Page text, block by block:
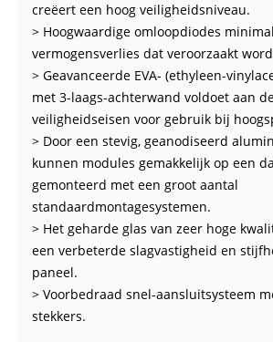
creëert een hoog veiligheidsniveau.
> Hoogwaardige omloopdiodes
vermogensverlies dat veroorzaakt
> Geavanceerde EVA- (ethyleen-
met 3-laags-achterwand voldoet aan
veiligheidseisen voor gebruik bij
> Door een stevig, geanodiseerd
kunnen modules gemakkelijk op een
gemonteerd met een groot aantal
standaardmontagesystemen.
> Het geharde glas van zeer hoge
een verbeterde slagvastigheid en
paneel.
> Voorbedraad snel-aansluitsysteem
stekkers.